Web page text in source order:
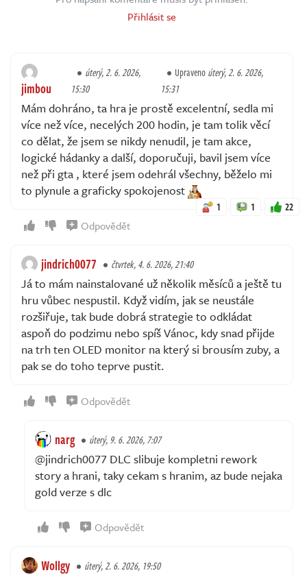
Přihlásit se
jimbou
úterý, 2. 6. 2026,
15:30
Upravenoúterý, 2. 6. 2026,
15:31
Mám dohráno, ta hra je prostě excelentní, sedla mi
více než více, necelých 200 hodin, je tam tolik věcí
co dělat, že jsem se nikdy nenudil, je tam akce,
logické hádanky a další, doporučuji, bavil jsem více
než při gta , které jsem odehrál všechny, běželo mi
to plynule a graficky spokojenost
1 1 22
Odpovědět
jindrich0077 čtvrtek, 4. 6. 2026, 21:40
Já to mám nainstalované už několik měsíců a ještě tu
hru vůbec nespustil. Když vidím, jak se neustále
rozšiřuje, tak bude dobrá strategie to odkládat
aspoň do podzimu nebo spíš Vánoc, kdy snad přijde
na trh ten OLED monitor na který si brousím zuby, a
pak se do toho teprve pustit.
Odpovědět
narg úterý, 9. 6. 2026, 7:07
@jindrich0077 DLC slibuje kompletni rework
story a hrani, taky cekam s hranim, az bude nejaka
gold verze s dlc
Odpovědět
Wollgy úterý, 2. 6. 2026, 19:50